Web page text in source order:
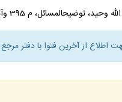
اطلاع از آخرين فتوا با دفتر